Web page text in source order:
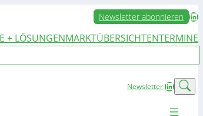
Newsletter abonnieren LinkedIn
+ LÖSUNGENMARKTÜBERSICHTENTERMINE
NewsletterLinkedIn